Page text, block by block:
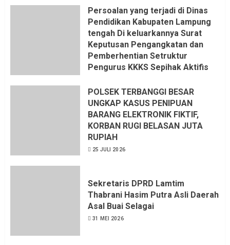
Persoalan yang terjadi di Dinas
Pendidikan Kabupaten Lampung
tengah Di keluarkannya Surat
Keputusan Pengangkatan dan
Pemberhentian Setruktur
Pengurus KKKS Sepihak Aktifis
Sangat menantang Aturan dan
Dapat saya pastikan penuh Unsur
KKN, dan Unsur Politik.
6 AGUSTUS 2026
POLSEK TERBANGGI BESAR
UNGKAP KASUS PENIPUAN
BARANG ELEKTRONIK FIKTIF,
KORBAN RUGI BELASAN JUTA
RUPIAH
25 JULI 2026
Sekretaris DPRD Lamtim
Thabrani Hasim Putra Asli Daerah
Asal Buai Selagai
31 MEI 2026